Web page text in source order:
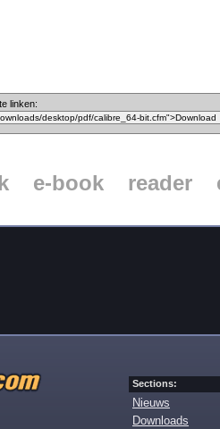
linken:
e-book reader
Sections:
Nieuws
Downloads